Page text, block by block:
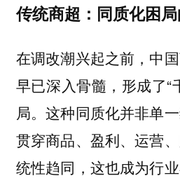
传统商超：同质化困
在调改潮兴起之前，中
早已深入骨髓，形成了“
局。这种同质化并非单
贯穿商品、盈利、运营
统性趋同，这也成为行